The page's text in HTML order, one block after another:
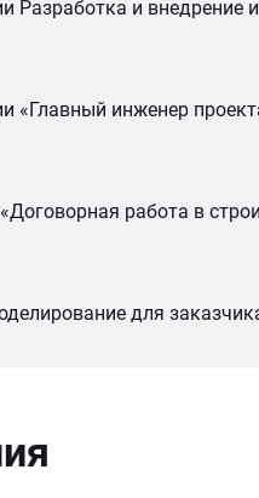
и внедрение
инженер
работа в
для